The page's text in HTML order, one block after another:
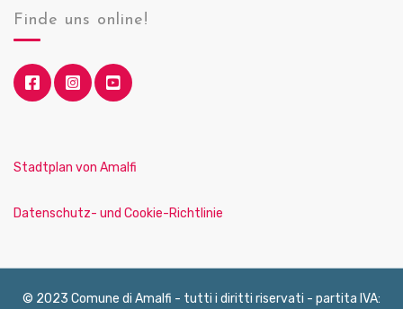
Finde uns online!
Stadtplan von Amalfi
Datenschutz- und Cookie-Richtlinie
© 2023 Comune di Amalfi - tutti i diritti riservati - partita IVA: